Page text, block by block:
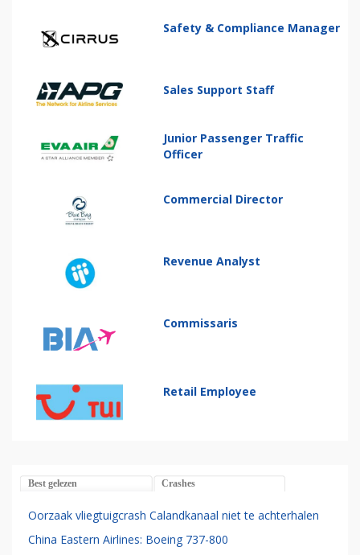
Safety & Compliance Manager
Sales Support Staff
Junior Passenger Traffic
Officer
Commercial Director
Revenue Analyst
Commissaris
Retail Employee
Best gelezen Crashes
Oorzaak vliegtuigcrash Calandkanaal niet te achterhalen
China Eastern Airlines: Boeing 737-800